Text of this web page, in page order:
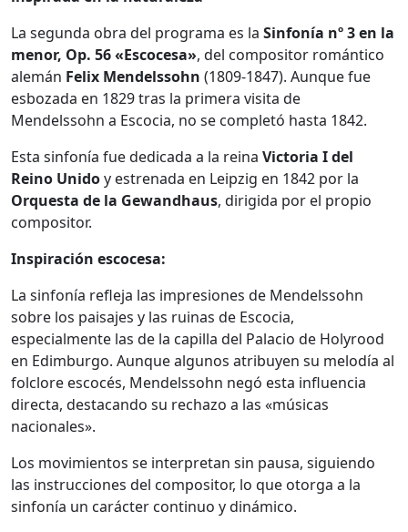
La segunda obra del programa es la Sinfonía nº 3 en la
menor, Op. 56 «Escocesa», del compositor romántico
alemán Felix Mendelssohn (1809-1847). Aunque fue
esbozada en 1829 tras la primera visita de
Mendelssohn a Escocia, no se completó hasta 1842.
Esta sinfonía fue dedicada a la reina Victoria I del
Reino Unidoy estrenada en Leipzig en 1842 por la
Orquesta de la Gewandhaus, dirigida por el propio
compositor.
Inspiración escocesa:
La sinfonía refleja las impresiones de Mendelssohn
sobre los paisajes y las ruinas de Escocia,
especialmente las de la capilla del Palacio de Holyrood
en Edimburgo. Aunque algunos atribuyen su melodía al
folclore escocés, Mendelssohn negó esta influencia
directa, destacando su rechazo a las «músicas
nacionales».
Los movimientos se interpretan sin pausa, siguiendo
las instrucciones del compositor, lo que otorga a la
sinfonía un carácter continuo y dinámico.